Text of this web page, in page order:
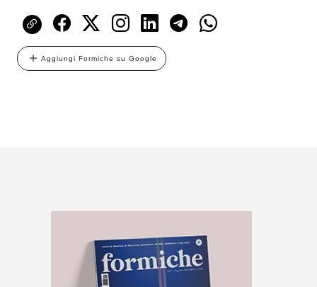
Aggiungi Formiche su Google